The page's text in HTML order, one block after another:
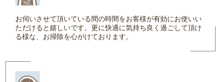
お伺いさせて頂いている間の時間をお客様が有効にお使いい
ただけると嬉しいです。更に快適に気持ち良く過ごして頂け
る様な、お掃除を心がけております。